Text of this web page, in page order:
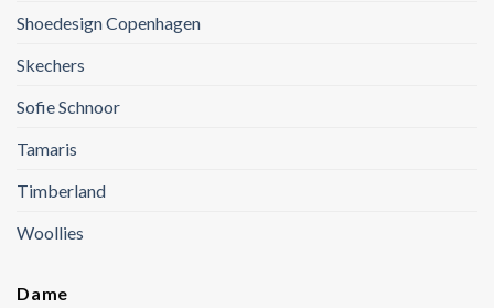
Shoedesign Copenhagen
Skechers
Sofie Schnoor
Tamaris
Timberland
Woollies
Dame